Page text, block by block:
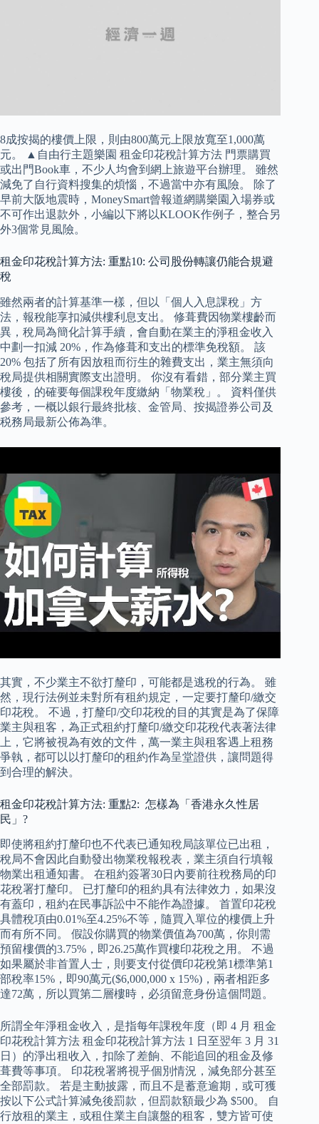
8成按揭的樓價上限，則由800萬元上限放寬至1,000萬
元。 ▲自由行主題樂園 租金印花稅計算方法 門票購買
或出門Book車，不少人均會到網上旅遊平台辦理。 雖然
減免了自行資料搜集的煩惱，不過當中亦有風險。 除了
早前大阪地震時，MoneySmart曾報道網購樂園入場券或
不可作出退款外，小編以下將以KLOOK作例子，整合另
外3個常見風險。
租金印花稅計算方法: 重點10: 公司股份轉讓仍能合規避
稅
雖然兩者的計算基準一樣，但以「個人入息課稅」方
法，報稅能享扣減供樓利息支出。 修葺費因物業樓齡而
異，稅局為簡化計算手續，會自動在業主的淨租金收入
中劃一扣減 20%，作為修葺和支出的標準免稅額。 該
20% 包括了所有因放租而衍生的雜費支出，業主無須向
稅局提供相關實際支出證明。 你沒有看錯，部分業主買
樓後，的確要每個課稅年度繳納「物業稅」。 資料僅供
參考，一概以銀行最終批核、金管局、按揭證券公司及
税務局最新公佈為準。
其實，不少業主不欲打釐印，可能都是逃稅的行為。 雖
然，現行法例並未對所有租約規定，一定要打釐印/繳交
印花稅。 不過，打釐印/交印花稅的目的其實是為了保障
業主與租客，為正式租約打釐印/繳交印花稅代表著法律
上，它將被視為有效的文件，萬一業主與租客遇上租務
爭執，都可以以打釐印的租約作為呈堂證供，讓問題得
到合理的解決。
租金印花稅計算方法: 重點2: 怎樣為「香港永久性居
民」?
即使將租約打釐印也不代表已通知稅局該單位已出租，
稅局不會因此自動發出物業稅報稅表，業主須自行填報
物業出租通知書。 在租約簽署30日內要前往稅務局的印
花稅署打釐印。 已打釐印的租約具有法律效力，如果沒
有蓋印，租約在民事訴訟中不能作為證據。 首置印花稅
具體稅項由0.01%至4.25%不等，隨買入單位的樓價上升
而有所不同。 假設你購買的物業價值為700萬，你則需
預留樓價的3.75%，即26.25萬作買樓印花稅之用。 不過
如果屬於非首置人士，則要支付從價印花稅第1標準第1
部稅率15%，即90萬元($6,000,000 x 15%)，兩者相距多
達72萬，所以買第二層樓時，必須留意身份這個問題。
所謂全年淨租金收入，是指每年課稅年度（即 4 月 租金
印花稅計算方法 租金印花稅計算方法 1 日至翌年 3 月 31
日）的淨出租收入，扣除了差餉、不能追回的租金及修
葺費等事項。 印花稅署將視乎個別情況，減免部分甚至
全部罰款。 若是主動披露，而且不是蓄意逾期，或可獲
按以下公式計算減免後罰款，但罰款額最少為 $500。 自
行放租的業主，或租住業主自讓盤的租客，雙方皆可使